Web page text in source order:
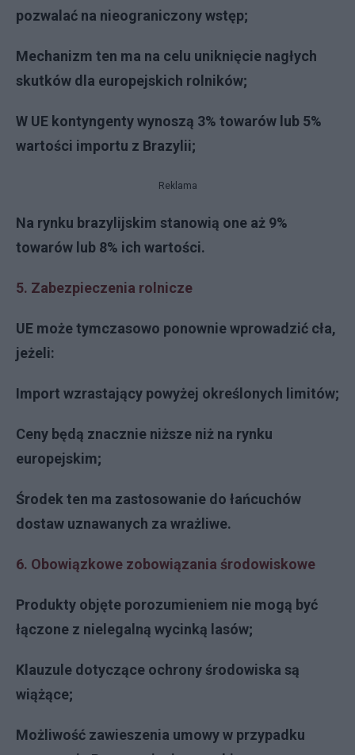
pozwalać na nieograniczony wstęp;
Mechanizm ten ma na celu uniknięcie nagłych
skutków dla europejskich rolników;
W UE kontyngenty wynoszą 3% towarów lub 5%
wartości importu z Brazylii;
Reklama
Na rynku brazylijskim stanowią one aż 9%
towarów lub 8% ich wartości.
5. Zabezpieczenia rolnicze
UE może tymczasowo ponownie wprowadzić cła,
jeżeli:
Import wzrastający powyżej określonych limitów;
Ceny będą znacznie niższe niż na rynku
europejskim;
Środek ten ma zastosowanie do łańcuchów
dostaw uznawanych za wrażliwe.
6. Obowiązkowe zobowiązania środowiskowe
Produkty objęte porozumieniem nie mogą być
łączone z nielegalną wycinką lasów;
Klauzule dotyczące ochrony środowiska są
wiążące;
Możliwość zawieszenia umowy w przypadku